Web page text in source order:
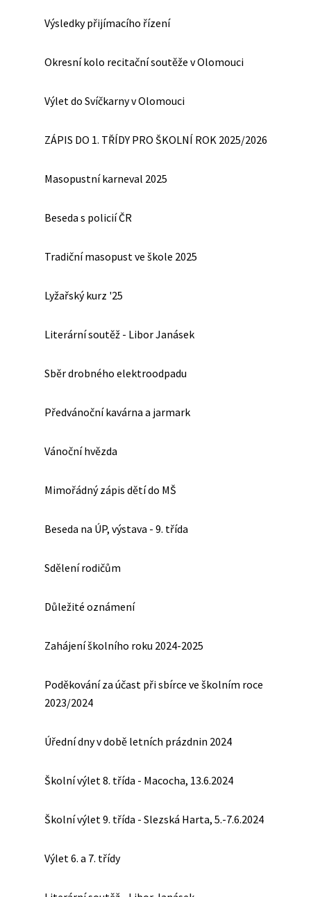
Výsledky přijímacího řízení
Okresní kolo recitační soutěže v Olomouci
Výlet do Svíčkarny v Olomouci
ZÁPIS DO 1. TŘÍDY PRO ŠKOLNÍ ROK 2025/2026
Masopustní karneval 2025
Beseda s policií ČR
Tradiční masopust ve škole 2025
Lyžařský kurz '25
Literární soutěž - Libor Janásek
Sběr drobného elektroodpadu
Předvánoční kavárna a jarmark
Vánoční hvězda
Mimořádný zápis dětí do MŠ
Beseda na ÚP, výstava - 9. třída
Sdělení rodičům
Důležité oznámení
Zahájení školního roku 2024-2025
Poděkování za účast při sbírce ve školním roce
2023/2024
Úřední dny v době letních prázdnin 2024
Školní výlet 8. třída - Macocha, 13.6.2024
Školní výlet 9. třída - Slezská Harta, 5.-7.6.2024
Výlet 6. a 7. třídy